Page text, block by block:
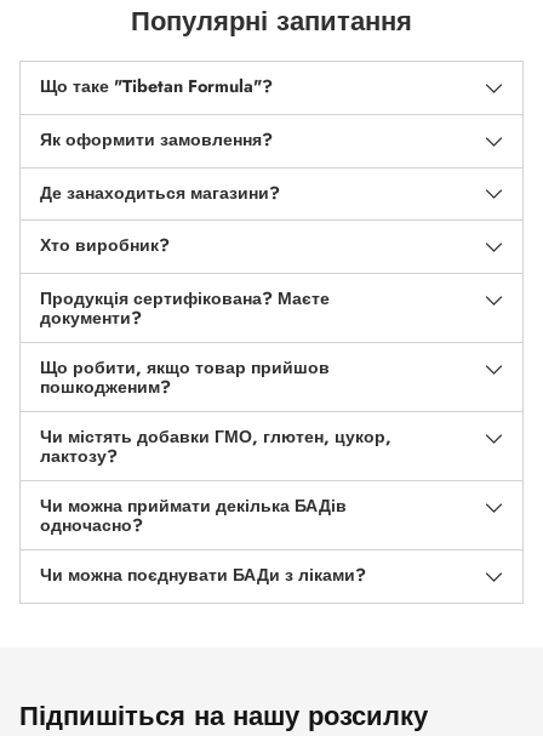
Популярні запитання
Що таке "Tibetan Formula"?
Як оформити замовлення?
Де занаходиться магазини?
Хто виробник?
Продукція сертифікована? Маєте
документи?
Що робити, якщо товар прийшов
пошкодженим?
Чи містять добавки ГМО, глютен, цукор,
лактозу?
Чи можна приймати декілька БАДів
одночасно?
Чи можна поєднувати БАДи з ліками?
Підпишіться на нашу розсилку